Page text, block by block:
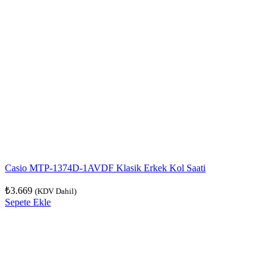
Casio MTP-1374D-1AVDF Klasik Erkek Kol Saati
₺3.669 (KDV Dahil)
Sepete Ekle